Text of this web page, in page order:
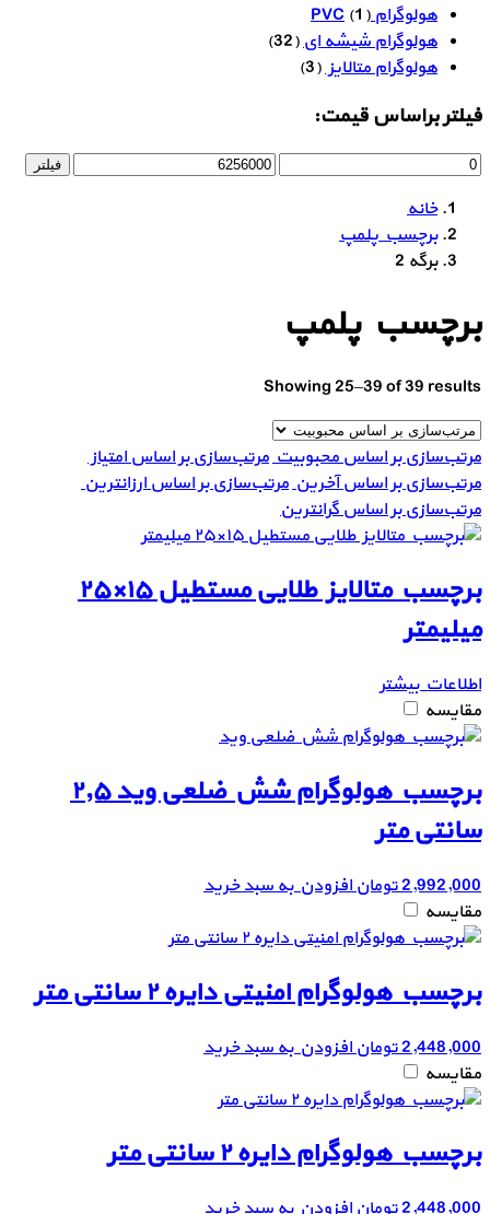
هولوگرام PVC(1)
هولوگرام شیشه ای(32)
هولوگرام متالایز(3)
فیلتر براساس قیمت:
فیلتر
خانه
برچسب پلمپ
برگه 2
برچسب پلمپ
Showing 25–39 of 39 results
مرتب‌سازی بر اساس محبوبیتمرتب‌سازی بر اساس امتیاز
مرتب‌سازی بر اساس آخرینمرتب‌سازی بر اساس ارزانترین
مرتب‌سازی بر اساس گرانترین
برچسب متالایز طلایی مستطیل ۱۵×۲۵
میلیمتر
اطلاعات بیشتر
مقایسه
برچسب هولوگرام شش ضلعی وید ۲٫۵
سانتی متر
2,992,000تومانافزودن به سبد خرید
مقایسه
برچسب هولوگرام امنیتی دایره ۲ سانتی متر
2,448,000تومانافزودن به سبد خرید
مقایسه
برچسب هولوگرام دایره ۲ سانتی متر